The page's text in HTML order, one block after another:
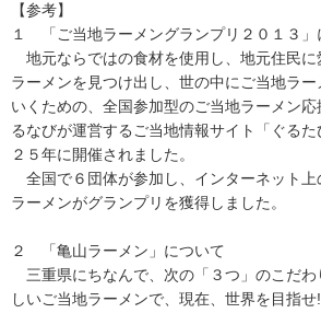
【参考】
１ 「ご当地ラーメングランプリ２０１３」
地元ならではの食材を使用し、地元住民に
ラーメンを見つけ出し、世の中にご当地ラ
いくための、全国参加型のご当地ラーメン
るなびが運営するご当地情報サイト「ぐる
２５年に開催されました。
全国で６団体が参加し、インターネット上
ラーメンがグランプリを獲得しました。
２ 「亀山ラーメン」について
三重県にちなんで、次の「３つ」のこだわ
しいご当地ラーメンで、現在、世界を目指